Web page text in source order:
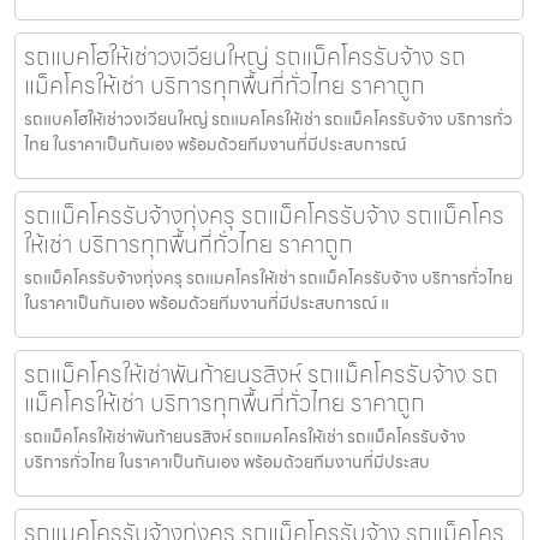
รถแบคโฮให้เช่าวงเวียนใหญ่ รถแม็คโครรับจ้าง รถ
แม็คโครให้เช่า บริการทุกพื้นที่ทั่วไทย ราคาถูก
รถแบคโฮให้เช่าวงเวียนใหญ่ รถแมคโครให้เช่า รถแม็คโครรับจ้าง บริการทั่ว
ไทย ในราคาเป็นกันเอง พร้อมด้วยทีมงานที่มีประสบการณ์
รถแม็คโครรับจ้างทุ่งครุ รถแม็คโครรับจ้าง รถแม็คโคร
ให้เช่า บริการทุกพื้นที่ทั่วไทย ราคาถูก
รถแม็คโครรับจ้างทุ่งครุ รถแมคโครให้เช่า รถแม็คโครรับจ้าง บริการทั่วไทย
ในราคาเป็นกันเอง พร้อมด้วยทีมงานที่มีประสบการณ์ แ
รถแม็คโครให้เช่าพันท้ายนรสิงห์ รถแม็คโครรับจ้าง รถ
แม็คโครให้เช่า บริการทุกพื้นที่ทั่วไทย ราคาถูก
รถแม็คโครให้เช่าพันท้ายนรสิงห์ รถแมคโครให้เช่า รถแม็คโครรับจ้าง
บริการทั่วไทย ในราคาเป็นกันเอง พร้อมด้วยทีมงานที่มีประสบ